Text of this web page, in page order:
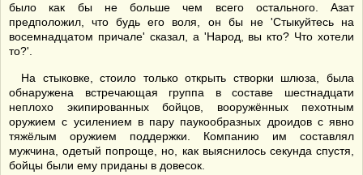
было как бы не больше чем всего остального. Азат
предположил, что будь его воля, он бы не 'Стыкуйтесь на
восемнадцатом причале' сказал, а 'Народ, вы кто? Что хотели
то?'.
На стыковке, стоило только открыть створки шлюза, была
обнаружена встречающая группа в составе шестнадцати
неплохо экипированных бойцов, вооружённых пехотным
оружием с усилением в пару паукообразных дроидов с явно
тяжёлым оружием поддержки. Компанию им составлял
мужчина, одетый попроще, но, как выяснилось секунда спустя,
бойцы были ему приданы в довесок.